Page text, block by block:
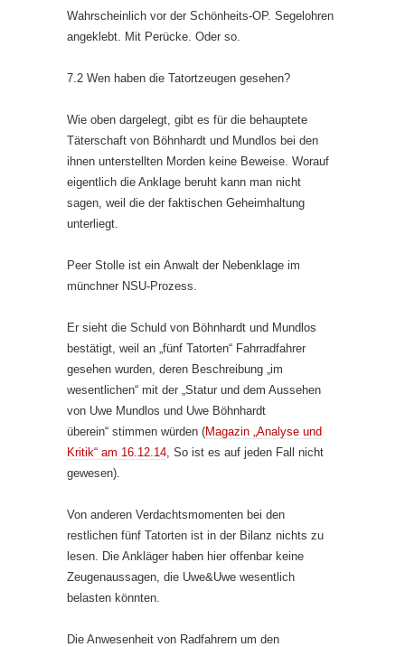
Wahrscheinlich vor der Schönheits-OP. Segelohren
angeklebt. Mit Perücke. Oder so.
7.2 Wen haben die Tatortzeugen gesehen?
Wie oben dargelegt, gibt es für die behauptete
Täterschaft von Böhnhardt und Mundlos bei den
ihnen unterstellten Morden keine Beweise. Worauf
eigentlich die Anklage beruht kann man nicht
sagen, weil die der faktischen Geheimhaltung
unterliegt.
Peer Stolle ist ein Anwalt der Nebenklage im
münchner NSU-Prozess.
Er sieht die Schuld von Böhnhardt und Mundlos
bestätigt, weil an „fünf Tatorten“ Fahrradfahrer
gesehen wurden, deren Beschreibung „im
wesentlichen“ mit der „Statur und dem Aussehen
von Uwe Mundlos und Uwe Böhnhardt
überein“ stimmen würden (Magazin „Analyse und
Kritik“ am 16.12.14 , So ist es auf jeden Fall nicht
gewesen).
Von anderen Verdachtsmomenten bei den
restlichen fünf Tatorten ist in der Bilanz nichts zu
lesen. Die Ankläger haben hier offenbar keine
Zeugenaussagen, die Uwe&Uwe wesentlich
belasten könnten.
Die Anwesenheit von Radfahrern um den